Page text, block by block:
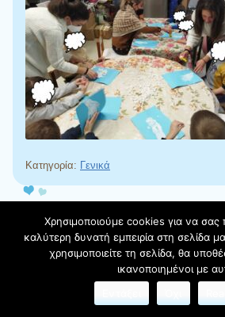
Κατηγορία: Γενικά
Πλοήγηση
Αναζήτηση
Πρόσφατα άρθρα
Καλοκαίρι ήρθε με τον δυνατό ήλιο
Χρησιμοποιούμε cookies για να
καλύτερη δυνατή εμπειρία στη σελίδα
χρησιμοποιείτε τη σελίδα, θα
ικανοποιημένοι με